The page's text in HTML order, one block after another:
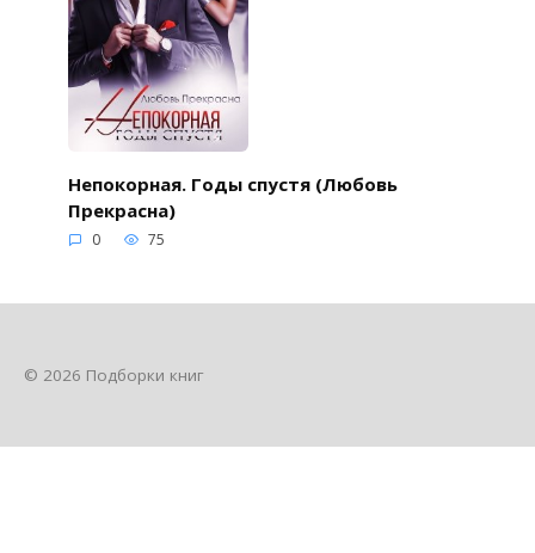
Непокорная. Годы спустя (Любовь
Прекрасна)
0 75
© 2026 Подборки книг